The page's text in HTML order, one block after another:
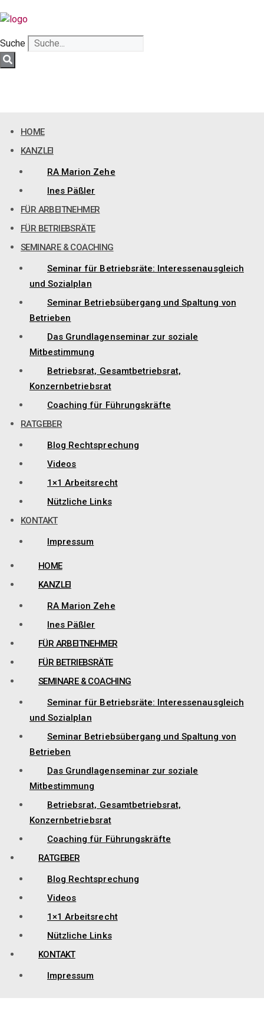
Inhalt
springen
Suche
HOME
KANZLEI
RA Marion Zehe
Ines Päßler
FÜR ARBEITNEHMER
FÜR BETRIEBSRÄTE
SEMINARE & COACHING
Seminar für Betriebsräte: Interessenausgleich
und Sozialplan
Seminar Betriebsübergang und Spaltung von
Betrieben
Das Grundlagenseminar zur soziale
Mitbestimmung
Betriebsrat, Gesamtbetriebsrat,
Konzernbetriebsrat
Coaching für Führungskräfte
RATGEBER
Blog Rechtsprechung
Videos
1×1 Arbeitsrecht
Nützliche Links
KONTAKT
Impressum
HOME
KANZLEI
RA Marion Zehe
Ines Päßler
FÜR ARBEITNEHMER
FÜR BETRIEBSRÄTE
SEMINARE & COACHING
Seminar für Betriebsräte: Interessenausgleich
und Sozialplan
Seminar Betriebsübergang und Spaltung von
Betrieben
Das Grundlagenseminar zur soziale
Mitbestimmung
Betriebsrat, Gesamtbetriebsrat,
Konzernbetriebsrat
Coaching für Führungskräfte
RATGEBER
Blog Rechtsprechung
Videos
1×1 Arbeitsrecht
Nützliche Links
KONTAKT
Impressum